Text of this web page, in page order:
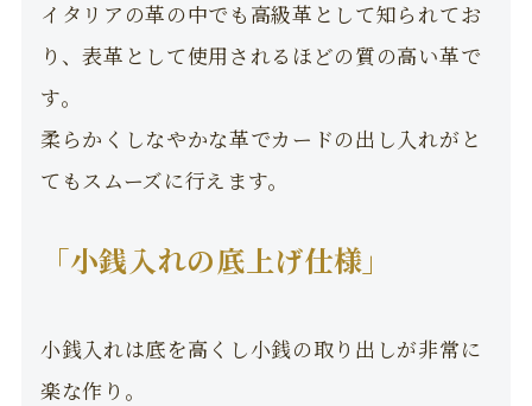
イタリアの革の中でも高級革として知られてお
り、表革として使用されるほどの質の高い革で
す。
柔らかくしなやかな革でカードの出し入れがと
てもスムーズに行えます。
「小銭入れの底上げ仕様」
小銭入れは底を高くし小銭の取り出しが非常に
楽な作り。